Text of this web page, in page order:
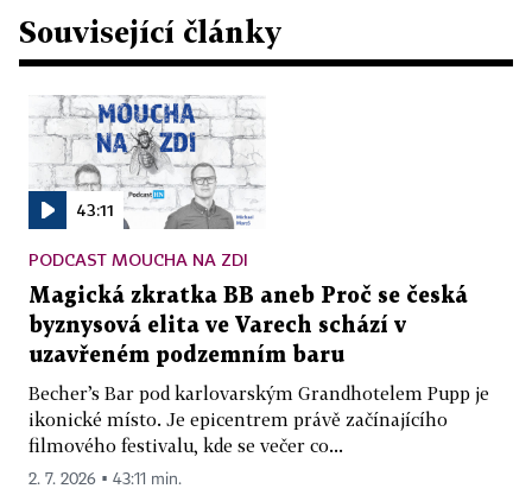
Související články
43:11
PODCAST MOUCHA NA ZDI
Magická zkratka BB aneb Proč se česká
byznysová elita ve Varech schází v
uzavřeném podzemním baru
Becher’s Bar pod karlovarským Grandhotelem Pupp je
ikonické místo. Je epicentrem právě začínajícího
filmového festivalu, kde se večer co...
2. 7. 2026 ▪ 43:11 min.